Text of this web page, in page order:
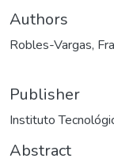
Authors
Robles-Vargas,
Publisher
Instituto
Abstract